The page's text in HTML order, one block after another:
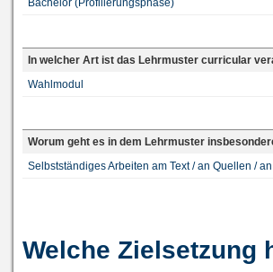
Bachelor (Profilierungsphase)
In welcher Art ist das Lehrmuster curricular
Wahlmodul
Worum geht es in dem Lehrmuster
Selbstständiges Arbeiten am Text / an Quellen /
Welche Zielsetzung